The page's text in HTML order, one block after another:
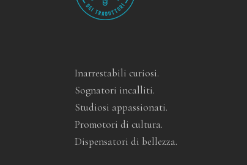
Inarrestabili curiosi.
Sognatori incalliti.
Studiosi appassionati.
Promotori di cultura.
Dispensatori di bellezza.